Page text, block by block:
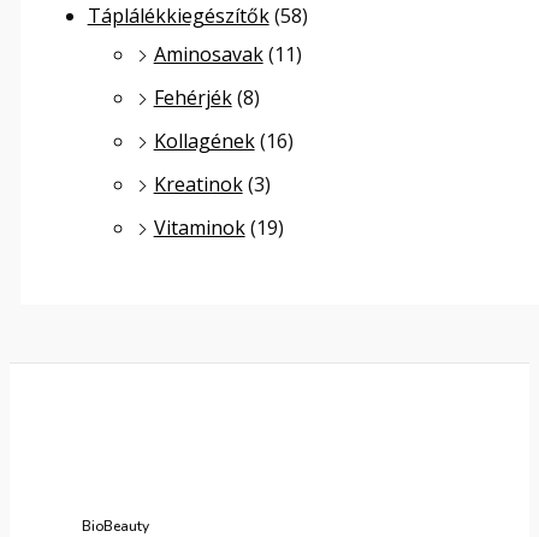
Táplálékkiegészítők(58)
Aminosavak(11)
Fehérjék(8)
Kollagének(16)
Kreatinok(3)
Vitaminok(19)
BioBeauty